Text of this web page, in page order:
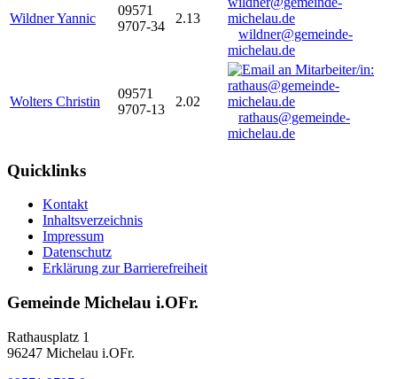
Wildner Yannic
09571
9707-34
2.13
wildner@gemeinde-
michelau.de
Wolters Christin
09571
9707-13
2.02
rathaus@gemeinde-
michelau.de
Quicklinks
Kontakt
Inhaltsverzeichnis
Impressum
Datenschutz
Erklärung zur Barrierefreiheit
Gemeinde Michelau i.OFr.
Rathausplatz 1
96247 Michelau i.OFr.